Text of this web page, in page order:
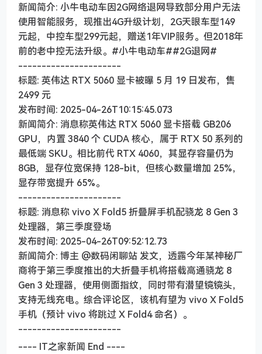
新闻简介: 小牛电动车因2G网络退网导致部分用户无法
使用智能服务，现推出4G升级计划，2G天眼车型149
元起，中控车型299元起，赠送1年VIP服务。但2018年
前的老中控无法升级。#小牛电动车##2G退网#
----------------------
标题: 英伟达 RTX 5060 显卡被曝 5 月 19 日发布，售
2499 元
发布时间: 2025-04-26T10:15:45.073
新闻简介: 消息称英伟达 RTX 5060 显卡搭载 GB206
GPU，内置 3840 个 CUDA 核心，属于 RTX 50 系列的
最低端 SKU。相比前代 RTX 4060，其显存容量仍为
8GB，显存位宽保持 128-bit，但核心数量增加 25%，
显存带宽提升 65%。
----------------------
标题: 消息称 vivo X Fold5 折叠屏手机配骁龙 8 Gen 3
处理器，第三季度登场
发布时间: 2025-04-26T09:52:12.73
新闻简介: 博主 @数码闲聊站 发文，透露今年某神秘厂
商将于第三季度推出的大折叠手机将搭载高通骁龙 8
Gen 3 处理器，使用侧面指纹，同时带有潜望镜镜头，
支持无线充电。综合评论区，该机有望为 vivo X Fold5
手机（预计 vivo 将跳过 X Fold4 命名）。
----------------------
---- IT之家新闻 End ----